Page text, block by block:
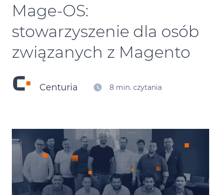
Kariera
Kontakt
Mage‑OS:
stowarzyszenie dla osób
związanych z Magento
Centuria 8 min. czytania